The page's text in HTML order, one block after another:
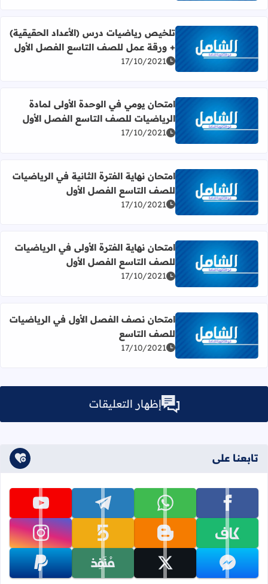
اقرأ المزيد عن تلخيص رياضيات درس (الأعداد الحقيقية) +
تلخيص رياضيات درس (الأعداد الحقيقية)
+ ورقة عمل للصف التاسع الفصل الأول
17/10/2021
اقرأ المزيد عن امتحان يومي في الوحدة الأولى لمادة
امتحان يومي في الوحدة الأولى لمادة
الرياضيات للصف التاسع الفصل الأول
17/10/2021
اقرأ المزيد عن امتحان نهاية الفترة الثانية في الرياضيات
امتحان نهاية الفترة الثانية في الرياضيات
للصف التاسع الفصل الأول
17/10/2021
اقرأ المزيد عن امتحان نهاية الفترة الأولى في الرياضيات
امتحان نهاية الفترة الأولى في الرياضيات
للصف التاسع الفصل الأول
17/10/2021
اقرأ المزيد عن امتحان نصف الفصل الأول في الرياضيات
امتحان نصف الفصل الأول في الرياضيات
للصف التاسع
17/10/2021
إظهار التعليقات
تابعنا على
تابعنا على facebook تابعنا على whatsapp تابعنا على telegram تابعنا على youtube
تابعنا على kafiil تابعنا على blogger تابعنا على khamsat تابعنا على instagram
تابعنا على messenger تابعنا على x تابعنا على monafiz تابعنا على paypal